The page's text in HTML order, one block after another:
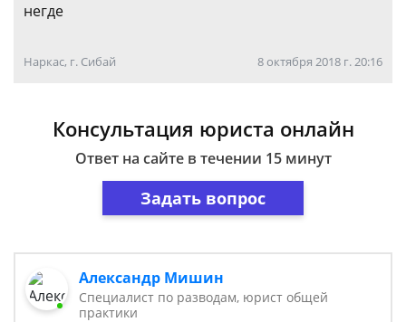
негде
Наркас, г. Сибай 8 октября 2018 г. 20:16
Консультация юриста онлайн
Ответ на сайте в течении 15 минут
Задать вопрос
Александр Мишин
Специалист по разводам, юрист общей
практики